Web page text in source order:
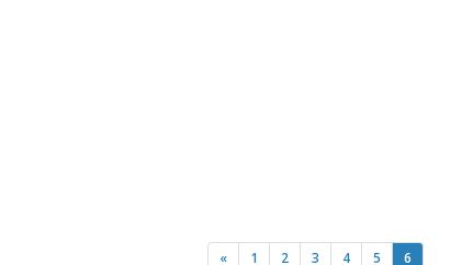
« 1 2 3 4 5 6